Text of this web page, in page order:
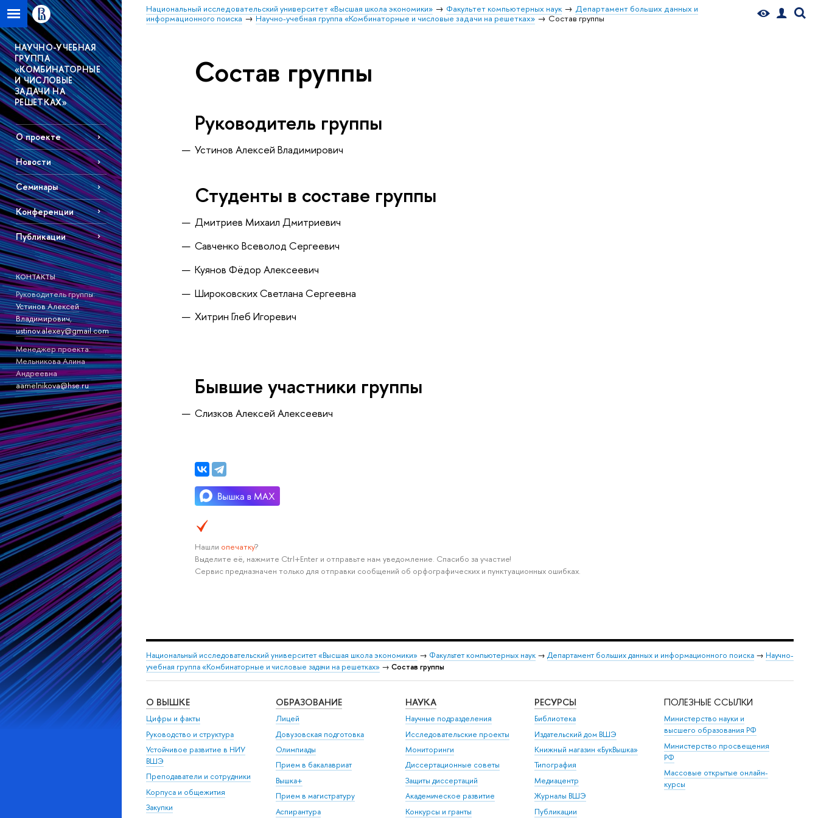
Национальный исследовательский университет «Высшая школа экономики» Факультет компьютерных наук
Департамент больших данных и
информационного поиска
Научно-учебная группа «Комбинаторные и числовые задачи на решетках» Состав группы
НАУЧНО-УЧЕБНАЯ
ГРУППА
«КОМБИНАТОРНЫЕ
И ЧИСЛОВЫЕ
ЗАДАЧИ НА
РЕШЕТКАХ»
О проекте
Новости
Семинары
Конференции
Публикации
КОНТАКТЫ
Руководитель группы:
Устинов Алексей
Владимирович,
ustinov.alexey@gmail.com
Менеджер проекта:
Мельникова Алина
Андреевна
aamelnikova@hse.ru
Состав группы
Руководитель группы
Устинов Алексей Владимирович
Студенты в составе группы
Дмитриев Михаил Дмитриевич
Савченко Всеволод Сергеевич
Куянов Фёдор Алексеевич
Широковских Светлана Сергеевна
Хитрин Глеб Игоревич
Бывшие участники группы
Слизков Алексей Алексеевич
Нашли опечатку?
Выделите её, нажмите Ctrl+Enter и отправьте нам уведомление. Спасибо за участие!
Сервис предназначен только для отправки сообщений об орфографических и пунктуационных ошибках.
Национальный исследовательский университет «Высшая школа экономики» → Факультет компьютерных наук → Департамент больших данных и информационного поиска → Научно-
учебная группа «Комбинаторные и числовые задачи на решетках» → Состав группы
О ВЫШКЕ
Цифры и факты
Руководство и структура
Устойчивое развитие в НИУ
ВШЭ
Преподаватели и сотрудники
Корпуса и общежития
Закупки
ОБРАЗОВАНИЕ
Лицей
Довузовская подготовка
Олимпиады
Прием в бакалавриат
Вышка+
Прием в магистратуру
Аспирантура
НАУКА
Научные подразделения
Исследовательские проекты
Мониторинги
Диссертационные советы
Защиты диссертаций
Академическое развитие
Конкурсы и гранты
РЕСУРСЫ
Библиотека
Издательский дом ВШЭ
Книжный магазин «БукВышка»
Типография
Медиацентр
Журналы ВШЭ
Публикации
ПОЛЕЗНЫЕ ССЫЛКИ
Министерство науки и
высшего образования РФ
Министерство просвещения
РФ
Массовые открытые онлайн-
курсы